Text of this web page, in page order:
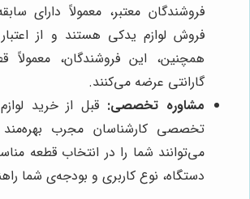
فروشندگان معتبر، معمولاً دارای
فروش لوازم یدکی هستند و از اعتبار
همچنین، این فروشندگان، معمولاً
گارانتی عرضه می‌کنند.
مشاوره تخصصی: قبل از خرید
تخصصی کارشناسان مجرب بهره‌مند
می‌توانند شما را در انتخاب قطعه
دستگاه، نوع کاربری و بودجه‌ی شما